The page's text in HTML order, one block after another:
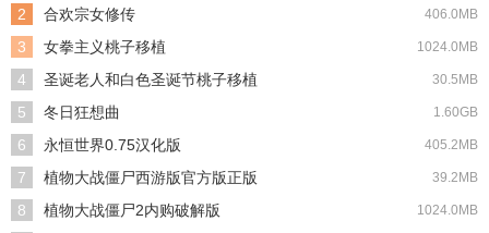
2 合欢宗女修传 406.0MB
3 女拳主义桃子移植 1024.0MB
4 圣诞老人和白色圣诞节桃子移植 30.5MB
5 冬日狂想曲 1.60GB
6 永恒世界0.75汉化版 405.2MB
7 植物大战僵尸西游版官方版正版 39.2MB
8 植物大战僵尸2内购破解版 1024.0MB